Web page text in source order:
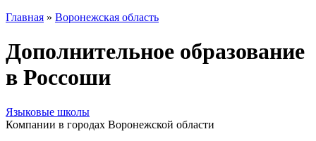
Главная » Воронежская область
Дополнительное образование
в Россоши
Языковые школы
Компании в городах Воронежской области